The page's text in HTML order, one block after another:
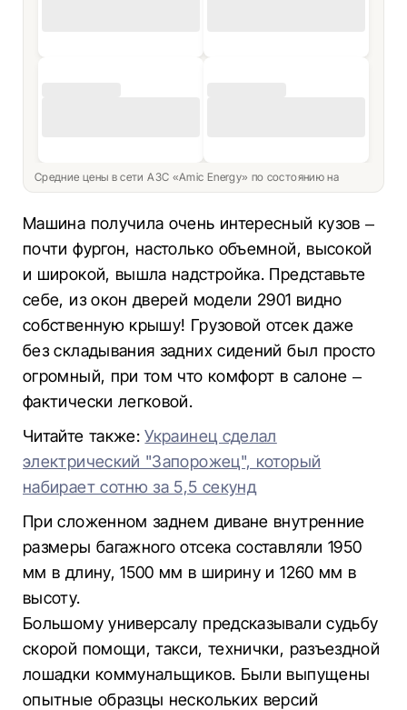
Средние цены в сети АЗС «Amic Energy» по состоянию на
Машина получила очень интересный кузов –
почти фургон, настолько объемной, высокой
и широкой, вышла надстройка. Представьте
себе, из окон дверей модели 2901 видно
собственную крышу! Грузовой отсек даже
без складывания задних сидений был просто
огромный, при том что комфорт в салоне –
фактически легковой.
Читайте также:Украинец сделал
электрический "Запорожец", который
набирает сотню за 5,5 секунд
При сложенном заднем диване внутренние
размеры багажного отсека составляли 1950
мм в длину, 1500 мм в ширину и 1260 мм в
высоту.
Большому универсалу предсказывали судьбу
скорой помощи, такси, технички, разъездной
лошадки коммунальщиков. Были выпущены
опытные образцы нескольких версий